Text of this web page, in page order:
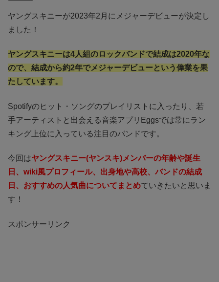
ヤングスキニーが2023年2月にメジャーデビューが決定し
ました！
ヤングスキニーは4人組のロックバンドで結成は2020年な
ので、結成から約2年でメジャーデビューという偉業を果
たしています。
Spotifyのヒット・ソングのプレイリストに入ったり、若
手アーティストと出会える音楽アプリEggsでは常にラン
キング上位に入っている注目のバンドです。
今回はヤングスキニー(ヤンスキ)メンバーの年齢や誕生
日、wiki風プロフィール、出身地や高校、バンドの結成
日、おすすめの人気曲についてまとめていきたいと思いま
す！
スポンサーリンク